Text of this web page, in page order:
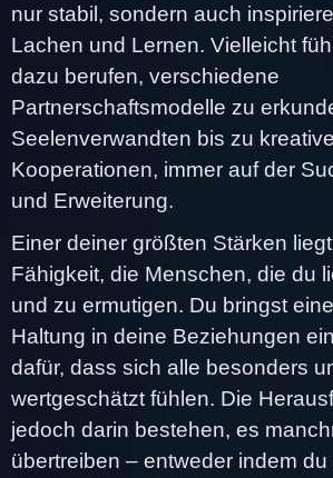
nur stabil, sondern auch
Lachen und Lernen. Vielleicht
dazu berufen, verschiedene
Partnerschaftsmodelle zu
Seelenverwandten bis zu
Kooperationen, immer auf der
und Erweiterung.
Einer deiner größten Stärken
Fähigkeit, die Menschen, die du
und zu ermutigen. Du bringst
Haltung in deine Beziehungen
dafür, dass sich alle besonders
wertgeschätzt fühlen. Die
jedoch darin bestehen, es
übertreiben – entweder indem du